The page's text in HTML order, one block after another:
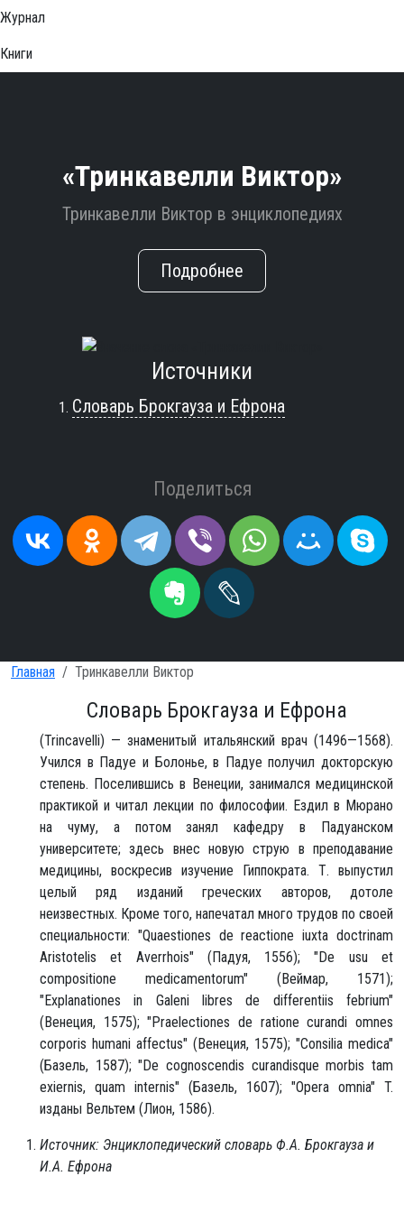
Журнал
Книги
«Тринкавелли Виктор»
Тринкавелли Виктор в энциклопедиях
Подробнее
Источники
Словарь Брокгауза и Ефрона
Поделиться
Главная Тринкавелли Виктор
Словарь Брокгауза и Ефрона
(Trincavelli) — знаменитый итальянский врач (1496—1568).
Учился в Падуе и Болонье, в Падуе получил докторскую
степень. Поселившись в Венеции, занимался медицинской
практикой и читал лекции по философии. Ездил в Мюрано
на чуму, а потом занял кафедру в Падуанском
университете; здесь внес новую струю в преподавание
медицины, воскресив изучение Гиппократа. Т. выпустил
целый ряд изданий греческих авторов, дотоле
неизвестных. Кроме того, напечатал много трудов по своей
специальности: "Quaestiones de reactione iuxta doctrinam
Aristotelis et Averrhois" (Падуя, 1556); "De usu et
compositione medicamentorum" (Веймар, 1571);
"Explanationes in Galeni libres de differentiis febrium"
(Венеция, 1575); "Praelectiones de ratione curandi omnes
corporis humani affectus" (Венеция, 1575); "Consilia medica"
(Базель, 1587); "De cognoscendis curandisque morbis tam
exiernis, quam internis" (Базель, 1607); "Opera omnia" T.
изданы Вельтем (Лион, 1586).
Источник: Энциклопедический словарь Ф.А. Брокгауза и
И.А. Ефрона